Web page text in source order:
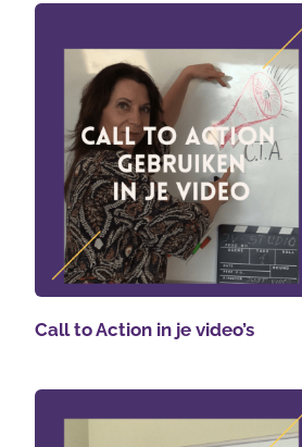
Call to Action in je video’s